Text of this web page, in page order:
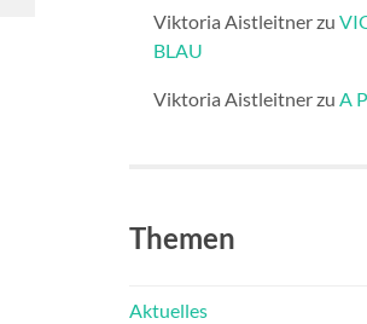
Viktoria Aistleitnerzu
BLAU
Viktoria Aistleitnerzu A
Themen
Aktuelles